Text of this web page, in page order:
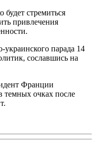
стремиться
привлечения
украинского парада 14
сославшись на
Франции
темных очках после